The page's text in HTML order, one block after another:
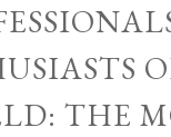
THE